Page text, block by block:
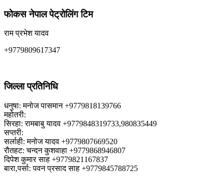
फोकस नेपाल पेट्रोलिंग टिम
राम प्रभेश यादव
+9779809617347
जिल्ला प्रतिनिधि
धनुषा: मनोज पासमान +9779818139766
महोतरी:
सिरहा: रामबाबु यादव +9779848319733,980835449
सप्तरी:
सर्लाही: मनोज यादव +9779807669520
रौतहट: चन्दन कुशवाहा +9779868946807
दिपेश कुमार साह +9779821167837
बारा,पर्सा: पवन प्रसाद साह +9779845788725